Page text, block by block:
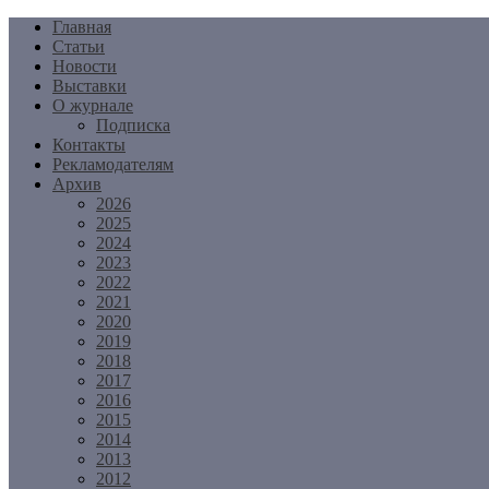
Перейти
содержимому
Главная
Статьи
Новости
Выставки
О журнале
Подписка
Контакты
Рекламодателям
Архив
2026
2025
2024
2023
2022
2021
2020
2019
2018
2017
2016
2015
2014
2013
2012